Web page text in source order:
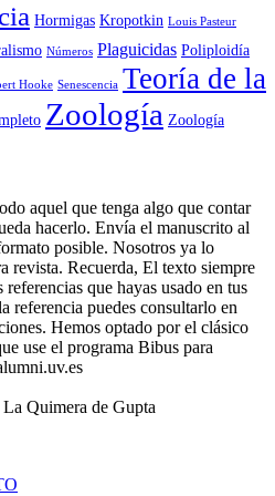
Hormigas Kropotkin Louis Pasteur
Números Plaguicidas Poliploidía
Hooke Senescencia Teoría de la
Zoología Zoología
aquel que tenga algo que contar
hacerlo. Envía el manuscrito al
posible. Nosotros ya lo
revista. Recuerda, El texto siempre
que hayas usado en tus
referencia puedes consultarlo en
Hemos optado por el clásico
use el programa Bibus para
Quimera de Gupta